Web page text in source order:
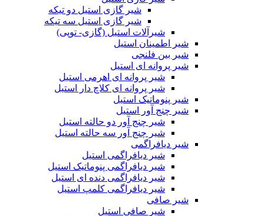
شیر گازی استیل دو تیکه
شیر گازی استیل سه تیکه
شیرآلات استیل (گازی- توپی)
شیر اطمینان استیل
شیر بین فلنجی
شیر پروانه ای استیل
شیر پروانه ای اهرمی استیل
شیر پروانه ای کلاچ دار استیل
شیر پنوماتیک استیل
شیر چنج آور استیل
شیر چنج آور دو حالته استیل
شیر چنج آور سه حالته استیل
شیر دیافراگمی
شیر دیافراگمی استیل
شیر دیافراگمی پنوماتیک استیل
شیر دیافراگمی دنده ای استیل
شیر دیافراگمی کلمپ استیل
شیر صافی
شیر صافی استیل